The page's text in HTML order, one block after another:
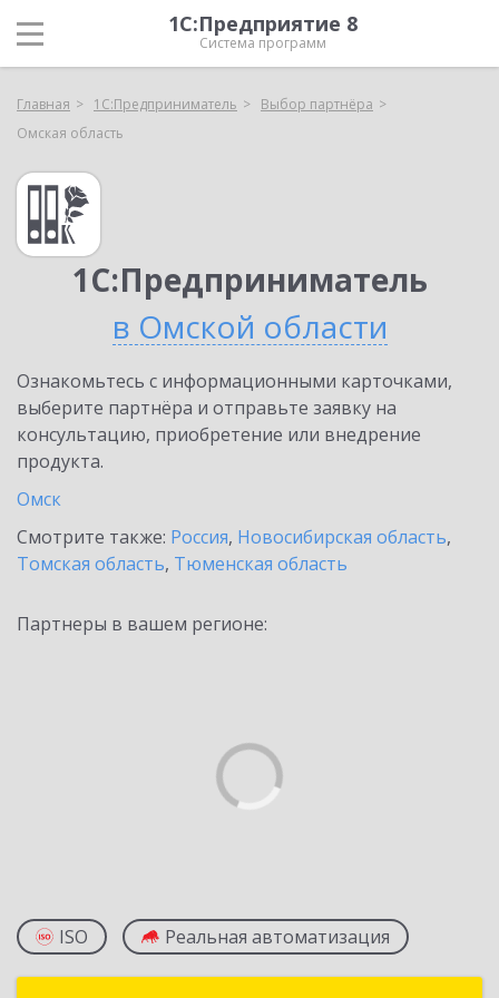
1С:Предприятие 8
Система программ
Главная 1С:Предприниматель
Выбор партнёра
Омская область
1С:Предприниматель
в Омской области
Ознакомьтесь с информационными карточками,
выберите партнёра и отправьте заявку на
консультацию, приобретение или внедрение
продукта.
Омск
Смотрите также: Россия, Новосибирская область,
Томская область, Тюменская область
Партнеры в вашем регионе:
ISO Реальная автоматизация